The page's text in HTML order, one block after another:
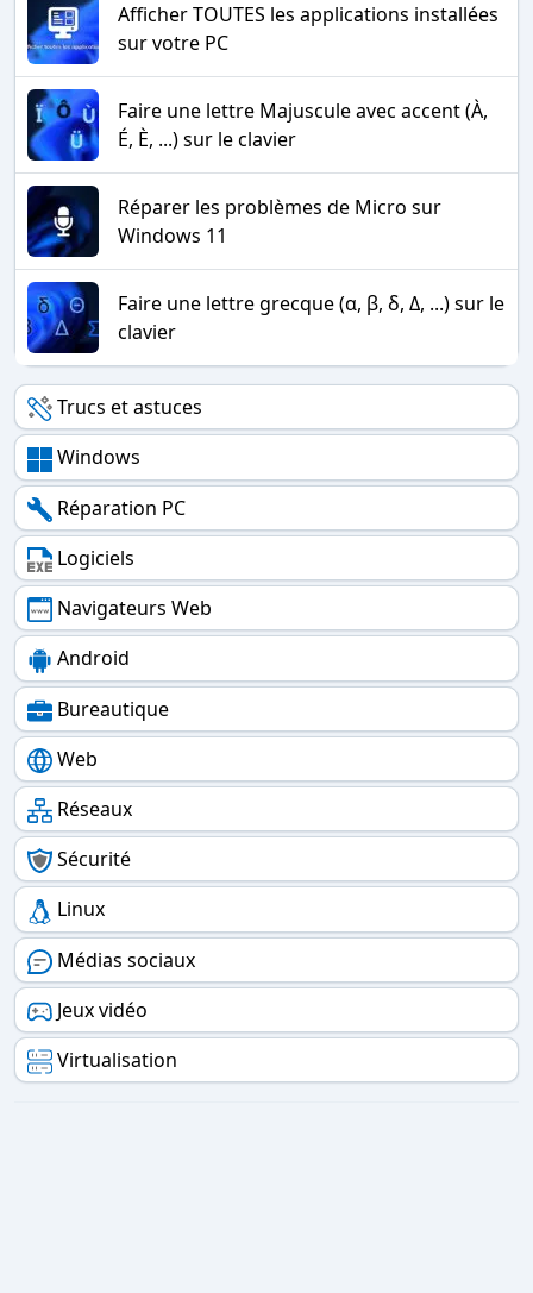
Afficher TOUTES les applications installées
sur votre PC
Faire une lettre Majuscule avec accent (À,
É, È, ...) sur le clavier
Réparer les problèmes de Micro sur
Windows 11
Faire une lettre grecque (α, β, δ, Δ, ...) sur le
clavier
Trucs et astuces
Windows
Réparation PC
Logiciels
Navigateurs Web
Android
Bureautique
Web
Réseaux
Sécurité
Linux
Médias sociaux
Jeux vidéo
Virtualisation